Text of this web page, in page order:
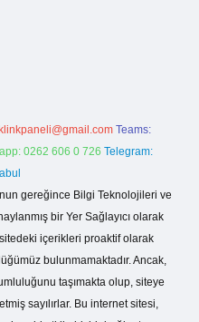
Teams:
0262 606 0 726 Telegram:
gereğince Bilgi Teknolojileri ve
bir Yer Sağlayıcı olarak
içerikleri proaktif olarak
bulunmamaktadır. Ancak,
taşımakta olup, siteye
sayılırlar. Bu internet sitesi,